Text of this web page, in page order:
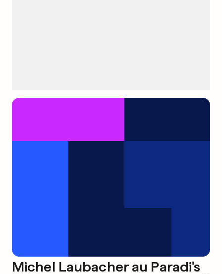
Michel Laubacher au Paradi's